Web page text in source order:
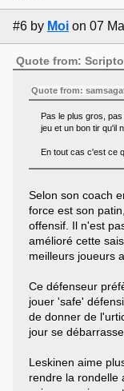
#6 by Moi on 07
Quote from:
Quote from:
Pas le plus gros,
jeu et un bon tir qu'il
En tout cas c'est ce
Selon son coach
force est son
offensif. Il n'est
amélioré cette
meilleurs joueurs
Ce défenseur
jouer 'safe'
de donner de
jour se
Leskinen aime
rendre la rondelle